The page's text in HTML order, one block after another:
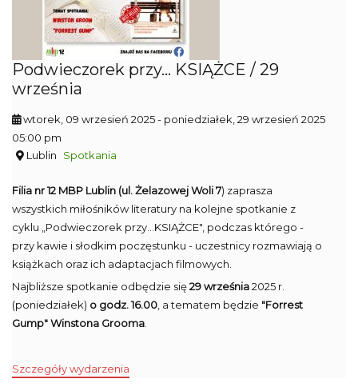
Podwieczorek przy... KSIĄŻCE / 29
września
wtorek, 09 wrzesień 2025- poniedziałek, 29 wrzesień 2025
05:00 pm
Lublin
Spotkania
Filia nr 12 MBP Lublin (ul. Żelazowej Woli 7) zaprasza
wszystkich miłośników literatury na kolejne spotkanie z
cyklu „Podwieczorek przy...KSIĄŻCE", podczas którego -
przy kawie i słodkim poczęstunku - uczestnicy rozmawiają o
książkach oraz ich adaptacjach filmowych.
Najbliższe spotkanie odbędzie się29 września2025 r.
(poniedziałek) o godz. 16.00 , a tematem będzie "Forrest
Gump" Winstona Grooma
Szczegóły wydarzenia